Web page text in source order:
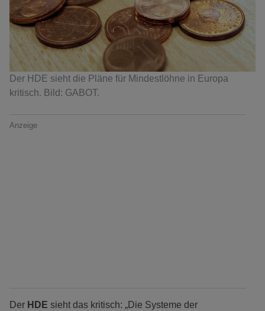
Der HDE sieht die Pläne für Mindestlöhne in Europa
kritisch. Bild: GABOT.
Anzeige
Der HDE sieht das kritisch: „Die Systeme der